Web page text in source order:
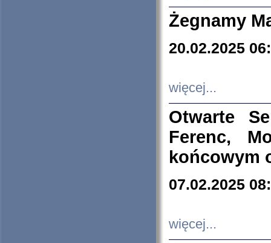
Żegnamy
20.02.2025
więcej...
Otwarte
Ferenc,
końcowym
07.02.2025
więcej...